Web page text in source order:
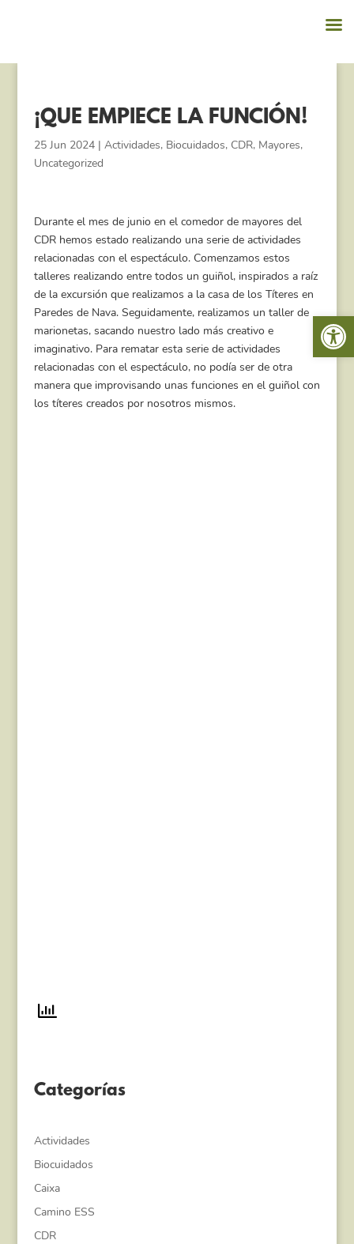
Abrir
¡QUE EMPIECE LA FUNCIÓN!
25 Jun 2024| Actividades, Biocuidados, CDR, Mayores,
Uncategorized
Durante el mes de junio en el comedor de mayores del
CDR hemos estado realizando una serie de actividades
relacionadas con el espectáculo. Comenzamos estos
talleres realizando entre todos un guiñol, inspirados a raíz
de la excursión que realizamos a la casa de los Títeres en
Paredes de Nava. Seguidamente, realizamos un taller de
marionetas, sacando nuestro lado más creativo e
imaginativo. Para rematar esta serie de actividades
relacionadas con el espectáculo, no podía ser de otra
manera que improvisando unas funciones en el guiñol con
los títeres creados por nosotros mismos.
Categorías
Actividades
Biocuidados
Caixa
Camino ESS
CDR